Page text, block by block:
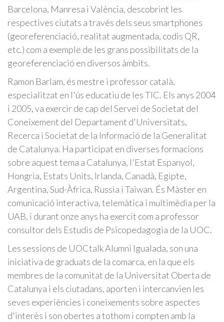
Barcelona, Manresa i València, descobrint les
respectives ciutats a través dels seus smartphones
(georeferenciació, realitat augmentada, codis QR,
etc.) com a exemple de les grans possibilitats de la
georeferenciació en diversos àmbits.
Ramon Barlam, és mestre i professor català,
especialitzat en l'ús educatiu de les TIC. Els anys 2004
i 2005, va exercir de cap del Servei de Societat del
Coneixement del Departament d'Universitats,
Recerca i Societat de la Informació de la Generalitat
de Catalunya. Ha participat en diverses formacions
sobre aquest tema a Catalunya, l'Estat Espanyol,
Hongria, Estats Units, Irlanda, Canadà, Egipte,
Argentina, Sud-Àfrica, Russia i Taiwan. És Màster en
comunicació interactiva, telemàtica i multimèdia per la
UAB, i durant onze anys ha exercit com a professor
consultor dels Estudis de Psicopedagogia de la UOC.
Les sessions de UOCtalk Alumni Igualada, son una
iniciativa de graduats de la comarca, en la que els
membres de la comunitat de la Universitat Oberta de
Catalunya i els ciutadans, aporten i intercanvien les
seves experiències i coneixements sobre aspectes
d'interès i son obertes a tothom i compten amb la